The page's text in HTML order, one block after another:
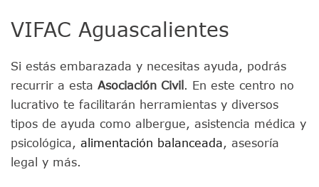
VIFAC Aguascalientes
Si estás embarazada y necesitas ayuda, podrás
recurrir a esta Asociación Civil. En este centro no
lucrativo te facilitarán herramientas y diversos
tipos de ayuda como albergue, asistencia médica y
psicológica, alimentación balanceada, asesoría
legal y más.